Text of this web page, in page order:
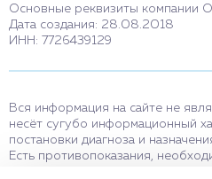
Основные реквизиты компании
Дата создания: 28.08.2018
ИНН: 7726439129
Вся информация на сайте не
несёт сугубо информационный
постановки диагноза и
Есть противопоказания,